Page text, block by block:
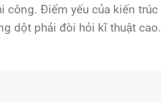
công. Điểm yếu của kiến trúc
dột phải đòi hỏi kĩ thuật cao.